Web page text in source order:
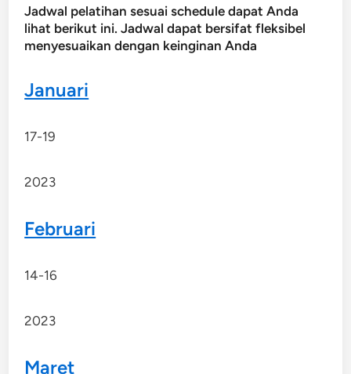
Jadwal pelatihan sesuai schedule dapat Anda
lihat berikut ini. Jadwal dapat bersifat fleksibel
menyesuaikan dengan keinginan Anda
Januari
17-19
2023
Februari
14-16
2023
Maret